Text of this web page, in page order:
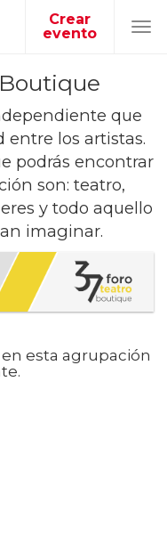
Crear
evento
que
entre los artistas.
podrás encontrar
son: teatro,
y todo aquello
imaginar.
esta agrupación